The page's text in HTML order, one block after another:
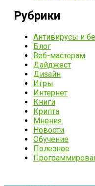
Рубрики
Антивирусы и
Блог
Веб-мастерам
Дайджест
Дизайн
Игры
Интернет
Книги
Крипта
Мнения
Новости
Обучение
Полезное